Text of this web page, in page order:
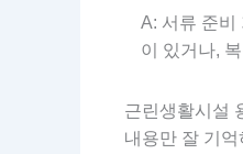
A: 서류 준비
이 있거나,
근린생활시설
내용만 잘 기